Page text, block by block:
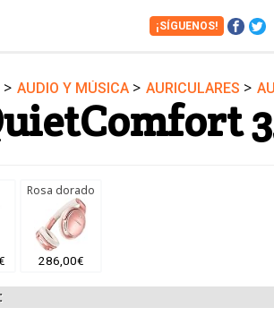
¡SÍGUENOS!
Cámaras Cine y
Financiero Hogar
Motos
Tablets
Vuelos
> AUDIO Y MÚSICA > AURICULARES >
Rosa dorado
286,00€